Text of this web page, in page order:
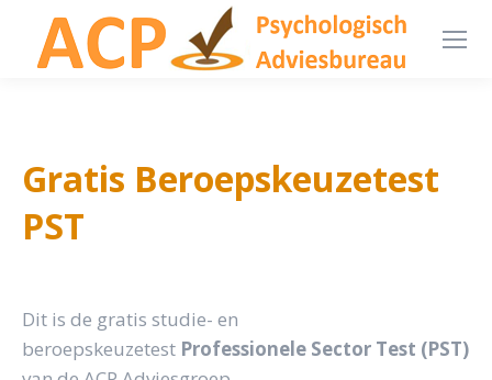
Gratis Beroepskeuzetest
PST
Dit is de gratis studie- en
beroepskeuzetest Professionele Sector Test (PST)